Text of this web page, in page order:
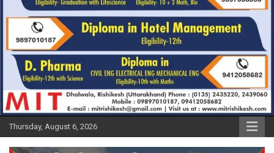
Thursday, August 6, 2026